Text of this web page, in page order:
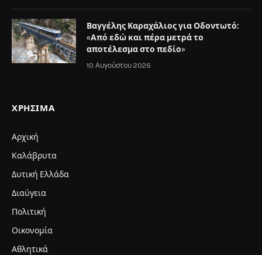
Βαγγέλης Καραχάλιος για Οδοντωτό:
«Από εδώ και πέρα μετρά το
αποτέλεσμα στο πεδίο»
10 Αυγούστου 2026
ΧΡΉΣΙΜΑ
Αρχική
Καλάβρυτα
Δυτική Ελλάδα
Διαύγεια
Πολιτική
Οικονομία
Αθλητικά